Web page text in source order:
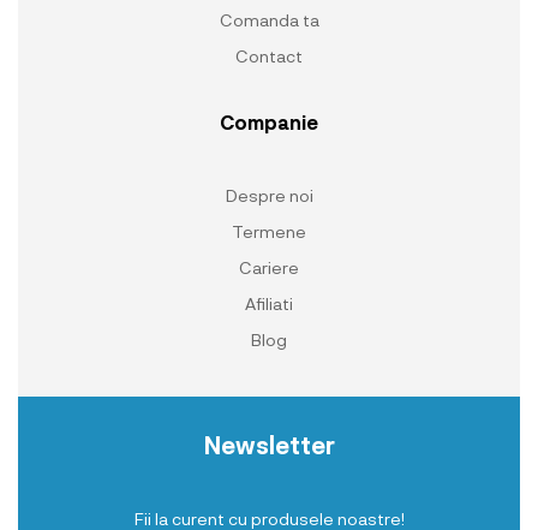
Comanda ta
Contact
Companie
Despre noi
Termene
Cariere
Afiliati
Blog
Newsletter
Fii la curent cu produsele noastre!